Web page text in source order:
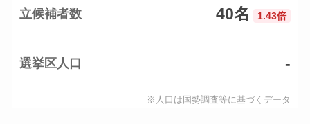
立候補者数 40名 1.43倍
選挙区人口 -
※人口は国勢調査等に基づくデータ